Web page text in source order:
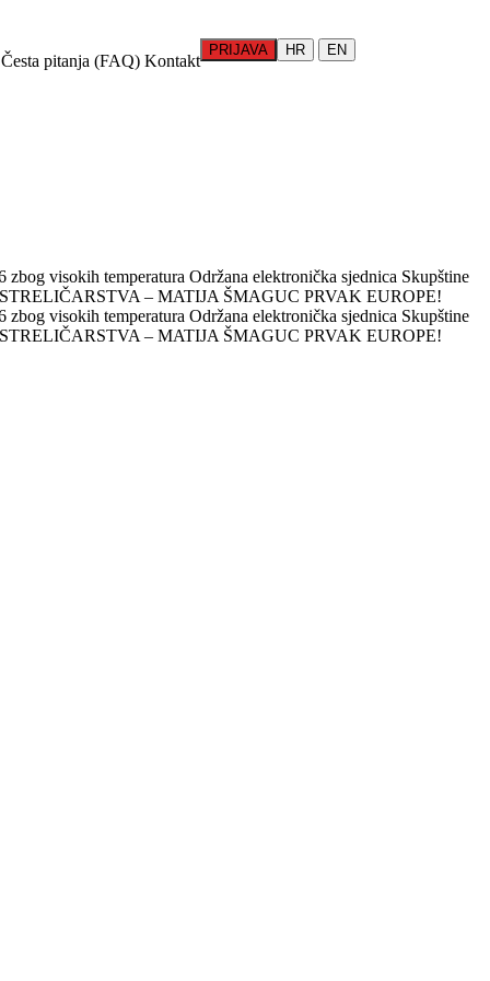
Česta pitanja (FAQ) Kontakt
PRIJAVA HR EN
zbog visokih temperatura Održana elektronička sjednica Skupštine
– MATIJA ŠMAGUC PRVAK EUROPE!
zbog visokih temperatura Održana elektronička sjednica Skupštine
– MATIJA ŠMAGUC PRVAK EUROPE!